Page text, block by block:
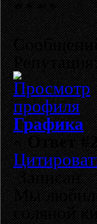
Графика
«Ответ
Записан
Мы любили
соляной